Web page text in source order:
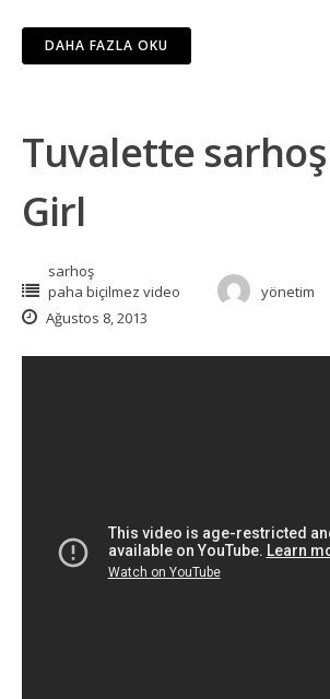
DAHA FAZLA OKU
Tuvalette
Girl
sarhoş
paha biçilmez video
yönetim
Ağustos 8, 2013